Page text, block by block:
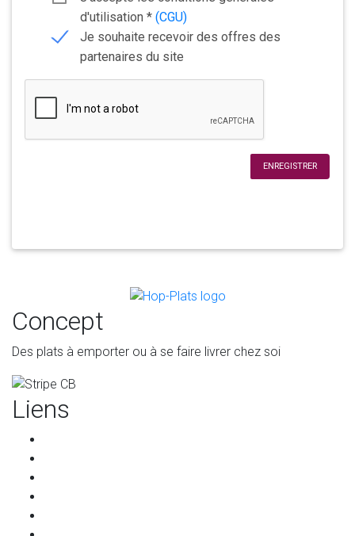
d'utilisation * (CGU)
Je souhaite recevoir des offres des
partenaires du site
ENREGISTRER
Concept
Des plats à emporter ou à se faire livrer chez soi
Liens